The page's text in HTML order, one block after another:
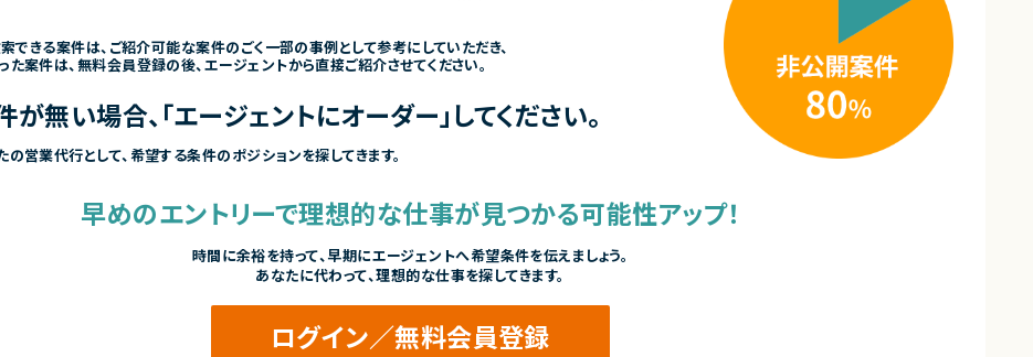
きる案件は、ご紹介可能な案件のごく一部の事例として参考にしていただき、
案件は、無料会員登録の後、エージェントから直接ご紹介させてください。
無い場合、「エージェントにオーダー」してください。
営業代行として、希望する条件のポジションを探してきます。
早めのエントリーで理想的な仕事が見つかる可能性アップ！
時間に余裕を持って、 早期にエージェントへ希望条件を伝えましょう。
あなたに代わって、理想的な仕事を探してきます。
ログイン／無料会員登録